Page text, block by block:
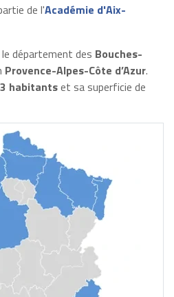
de l'Académie d'Aix-
département des Bouches-
Provence-Alpes-Côte d’Azur.
habitantset sa superficie de